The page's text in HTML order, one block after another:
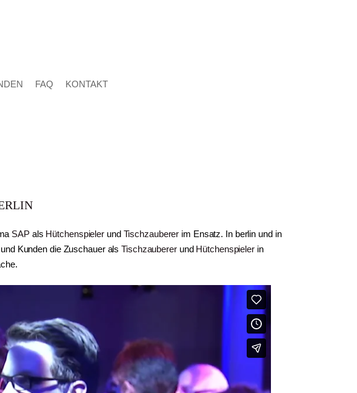
FAQ KONTAKT
SAPals Hütchenspieler undTischzauberer im Ensatz. In berlin und in
Kunden die Zuschauer alsTischzaubererund Hütchenspieler in